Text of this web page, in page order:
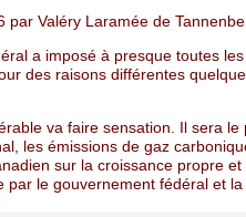
par Valéry Laramée de
a imposé à presque toutes
des raisons différentes
va faire sensation. Il sera
les émissions de gaz
sur la croissance propre et
par le gouvernement fédéral et la